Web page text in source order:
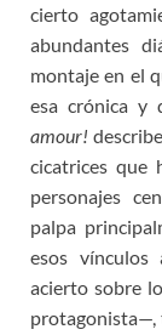
cierto
abundantes
montaje en el
esa crónica y
amour!
cicatrices que
personajes
palpa
esos
acierto sobre
protagonista—,